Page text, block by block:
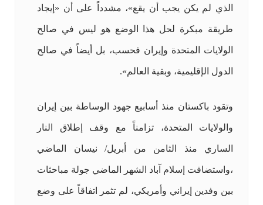
الذي لم يكن يجب أن يقع»، مشدداً على أن «إيجاد
طريقة مبكرة لحل هذا الوضع هو ليس في صالح
الولايات المتحدة وإيران فحسب، بل أيضاً في صالح
الدول الإقليمية، وبقية العالم».
وتقود باكستان منذ أسابيع جهود الوساطة بين إيران
والولايات المتحدة، تزامناً مع وقف إطلاق النار
الساري منذ الثامن من أبريل/ نيسان الماضي
،واستضافت إسلام آباد الشهر الماضي جولة مباحثات
بين وفدين إيراني وأمريكي، لم تثمر اتفاقاً على وضع